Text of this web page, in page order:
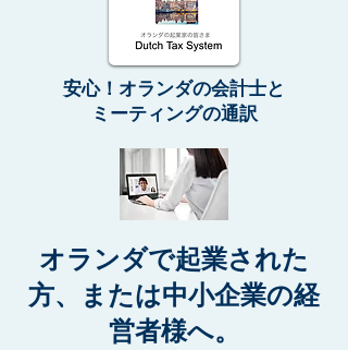
​安心！オランダの会計士と
ミーティングの​通訳​
オランダで起業された
方、または中小企業の経
営者様へ。